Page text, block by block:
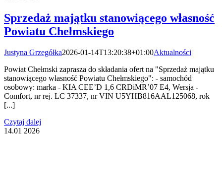
Sprzedaż majątku stanowiącego własność
Powiatu Chełmskiego
Justyna Grzegółka2026-01-14T13:20:38+01:00Aktualności|
Powiat Chełmski zaprasza do składania ofert na "Sprzedaż majątku
stanowiącego własność Powiatu Chełmskiego": - samochód
osobowy: marka - KIA CEE’D 1,6 CRDiMR’07 E4, Wersja -
Comfort, nr rej. LC 37337, nr VIN U5YHB816AAL125068, rok
[...]
Czytaj dalej
14.01 2026